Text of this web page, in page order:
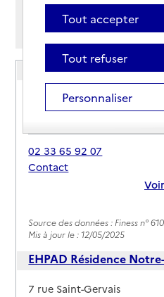
Afficher les résultats par:
Mode liste
Mode carte
EHPAD Anaïs de Briouze
Adresse
Chemin du Vieux Presbytere
61220-Briouze
02 33 65 92 07
Contact
Source des données : Finess n°
Mis à jour le : 12/05/2025
EHPAD Résidence
Adresse
7 rue Saint-Gervais
Tout accepter
Tout refuser
Personnaliser